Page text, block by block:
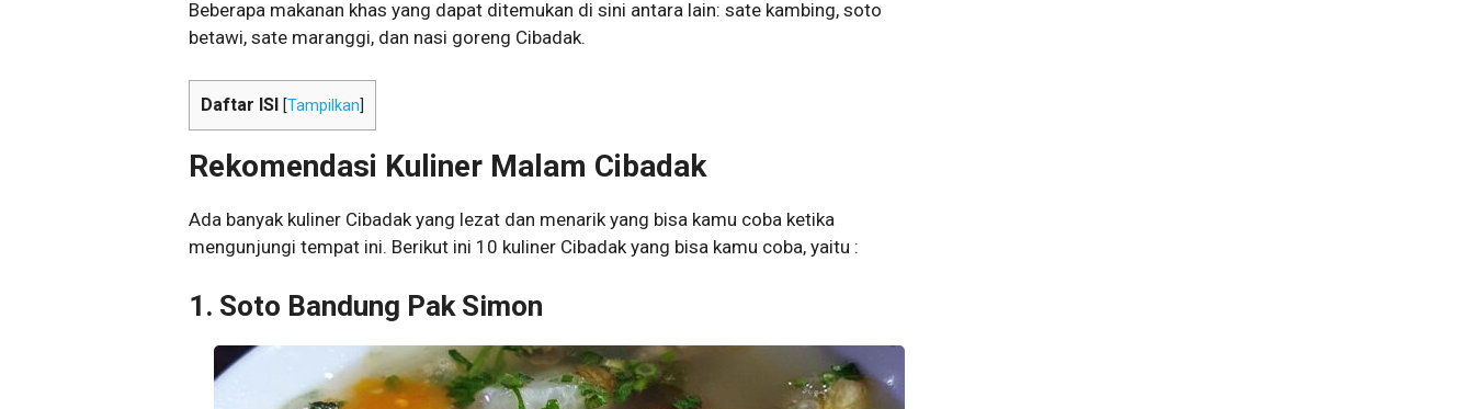
Beberapa makanan khas yang dapat ditemukan di sini antara lain: sate kambing, soto
betawi, sate maranggi, dan nasi goreng Cibadak.
Daftar ISI [Tampilkan
Rekomendasi Kuliner Malam Cibadak
Ada banyak kuliner Cibadak yang lezat dan menarik yang bisa kamu coba ketika
mengunjungi tempat ini. Berikut ini 10 kuliner Cibadak yang bisa kamu coba, yaitu :
1. Soto Bandung Pak Simon